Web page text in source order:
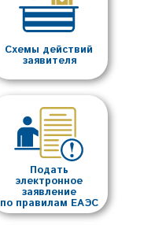
Схемы действий
заявителя
Подать
электронное
заявление
по правилам ЕАЭС